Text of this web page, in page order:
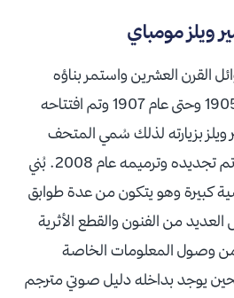
ويلز مومباي
القرن العشرين واستمر بناؤه
عامين كاملين من بداية 1905 وحتى عام 1907 وتم افتتاحه
الأمير ويلز بزيارته لذلك سُمي المتحف
بأسم الأمير تمجيداً له، وتم تجديده وترميمه عام 2008. بُني
كبيرة وهو يتكون من عدة طوابق
من الفنون والقطع الأثرية
من وصول المعلومات الخاصة
يوجد بداخله دليل صوتي مترجم